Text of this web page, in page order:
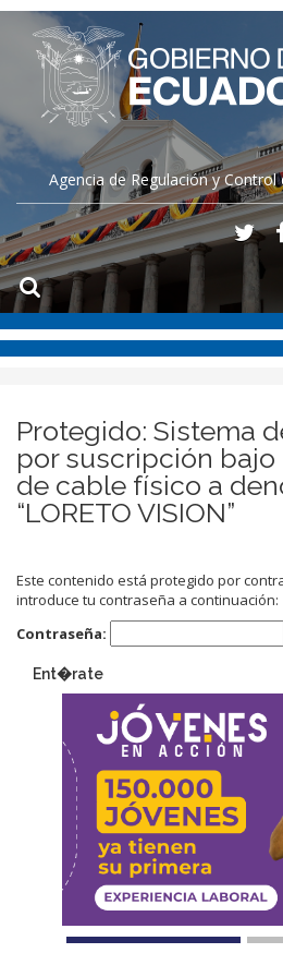
Agencia de Regulación y
Protegido: Sistema
por suscripción
de cable físico a
“LORETO VISION”
Este contenido está protegido por
introduce tu contraseña a continuación:
Contraseña:
Ent�rate